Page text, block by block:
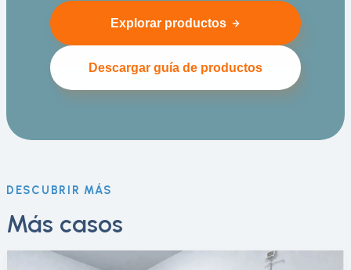
Explorar productos
Descargar guía de productos
DESCUBRIR MÁS
Más casos